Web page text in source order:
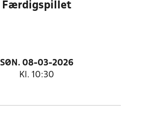
Færdigspillet
SØN. 08-03-2026
Kl. 10:30